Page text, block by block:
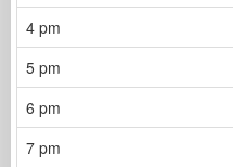
4 pm
5 pm
6 pm
7 pm